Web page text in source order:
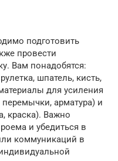
подготовить
провести
Вам понадобятся:
шпатель, кисть,
для усиления
арматура) и
краска). Важно
и убедиться в
коммуникаций в